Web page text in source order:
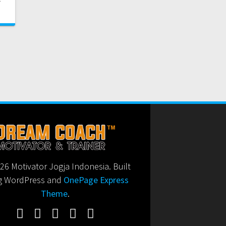
Motivator Jogja Indonesia. Built
WordPress and OnePage Express
Theme.